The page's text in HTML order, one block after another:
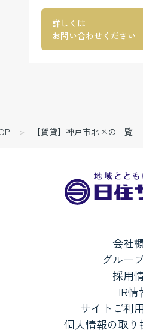
詳しくは
お問い合わせください
【賃貸】神戸市北区の一覧
会社
グルー
採用
IR情
サイトご利
個人情報の取り